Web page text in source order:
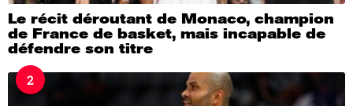
Le récit déroutant de Monaco, champion
de France de basket, mais incapable de
défendre son titre
2